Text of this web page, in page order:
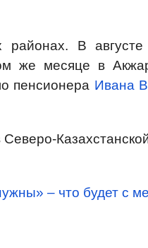
районах. В
же месяце в
пенсионера Ивана
– что будет с